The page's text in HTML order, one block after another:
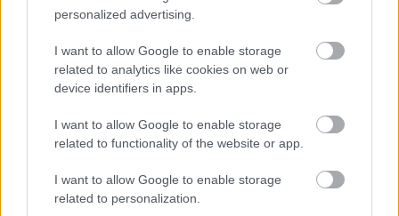
personalized advertising.
I want to allow Google to enable storage
related to analytics like cookies on web or
device identifiers in apps.
I want to allow Google to enable storage
related to functionality of the website or app.
I want to allow Google to enable storage
related to personalization.
JNSZ megyei hírek adóbevallás
Így alakul az újonnan megnyílt túrkevei
kormányhivatal nyitvatartása
2024.03.16. szol24.hu